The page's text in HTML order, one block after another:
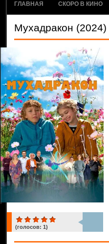
ГЛАВНАЯ СКОРО В КИНО
Мухадракон (2024)
(голосов: 1)